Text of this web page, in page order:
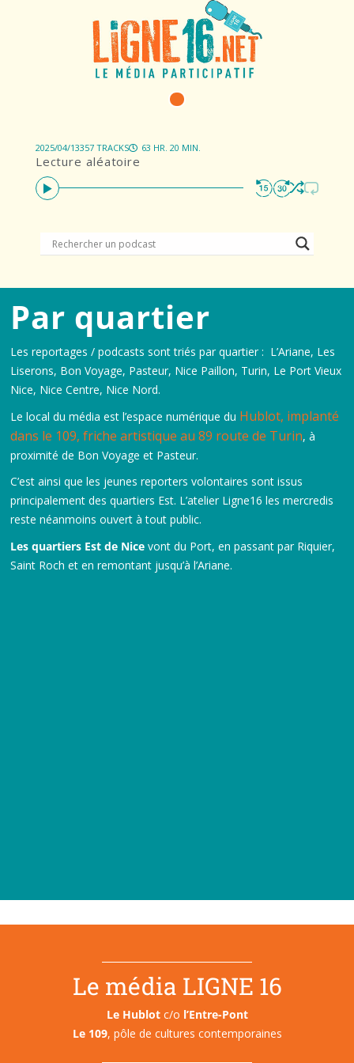
Lecture aléatoire
2025/04/13357 TRACKS 63 HR. 20 MIN.
Par quartier
Les reportages / podcasts sont triés par quartier : L’Ariane, Les
Liserons, Bon Voyage, Pasteur, Nice Paillon, Turin, Le Port Vieux
Nice, Nice Centre, Nice Nord.
Le local du média est l’espace numérique du Hublot, implanté
dans le 109, friche artistique au 89 route de Turin, à
proximité de Bon Voyage et Pasteur.
C’est ainsi que les jeunes reporters volontaires sont issus
principalement des quartiers Est. L’atelier Ligne16 les mercredis
reste néanmoins ouvert à tout public.
Les quartiers Est de Nice vont du Port, en passant par Riquier,
Saint Roch et en remontant jusqu’à l’Ariane.
Le média LIGNE 16
Le Hublotc/o l’Entre-Pont
Le 109, pôle de cultures contemporaines